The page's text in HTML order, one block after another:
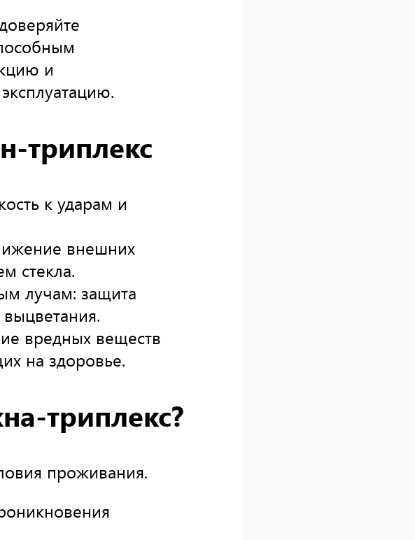
и
триплекс
к ударам и
внешних
стекла.
лучам: защита
вредных веществ
на здоровье.
триплекс?
проживания.